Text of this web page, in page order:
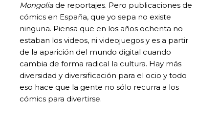
Mongolia de reportajes. Pero publicaciones de
cómics en España, que yo sepa no existe
ninguna. Piensa que en los años ochenta no
estaban los videos, ni videojuegos y es a partir
de la aparición del mundo digital cuando
cambia de forma radical la cultura. Hay más
diversidad y diversificación para el ocio y todo
eso hace que la gente no sólo recurra a los
cómics para divertirse.